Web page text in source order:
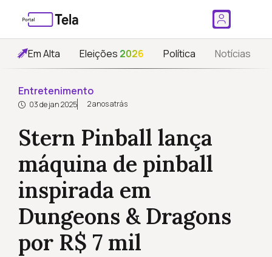
Em Alta Eleições 2026 Política Notícias
Entretenimento
03 de jan 2025 2 anos atrás
Stern Pinball lança
máquina de pinball
inspirada em
Dungeons & Dragons
por R$ 7 mil